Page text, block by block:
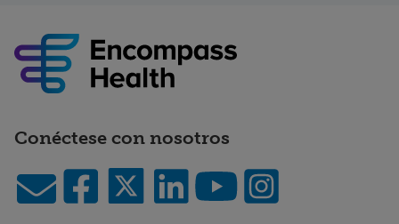
Conéctese con nosotros